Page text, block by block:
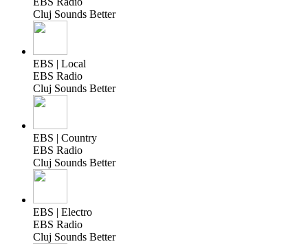
Cluj Sounds Better
EBS | Local
EBS Radio
Cluj Sounds Better
EBS | Country
EBS Radio
Cluj Sounds Better
EBS | Electro
EBS Radio
Cluj Sounds Better